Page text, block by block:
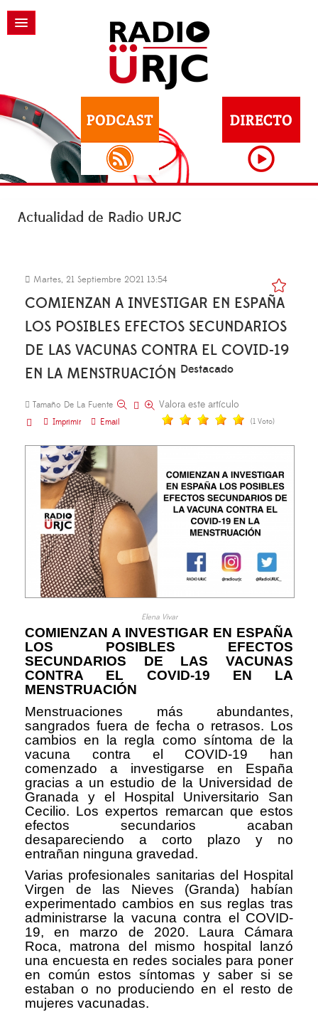
Actualidad de Radio URJC
Martes, 21 Septiembre 2021 13:54
COMIENZAN A INVESTIGAR EN ESPAÑA
LOS POSIBLES EFECTOS SECUNDARIOS
DE LAS VACUNAS CONTRA EL COVID-19
EN LA MENSTRUACIÓN Destacado
Tamaño De La Fuente
Imprimir
Email
Valora este artículo
(1 Voto)
Elena Vivar
COMIENZAN A INVESTIGAR EN ESPAÑA
LOS POSIBLES EFECTOS
SECUNDARIOS DE LAS VACUNAS
CONTRA EL COVID-19 EN LA
MENSTRUACIÓN
Menstruaciones más abundantes,
sangrados fuera de fecha o retrasos. Los
cambios en la regla como síntoma de la
vacuna contra el COVID-19 han
comenzado a investigarse en España
gracias a un estudio de la Universidad de
Granada y el Hospital Universitario San
Cecilio. Los expertos remarcan que estos
efectos secundarios acaban
desapareciendo a corto plazo y no
entrañan ninguna gravedad.
Varias profesionales sanitarias del Hospital
Virgen de las Nieves (Granda) habían
experimentado cambios en sus reglas tras
administrarse la vacuna contra el COVID-
19, en marzo de 2020. Laura Cámara
Roca, matrona del mismo hospital lanzó
una encuesta en redes sociales para poner
en común estos síntomas y saber si se
estaban o no produciendo en el resto de
mujeres vacunadas.